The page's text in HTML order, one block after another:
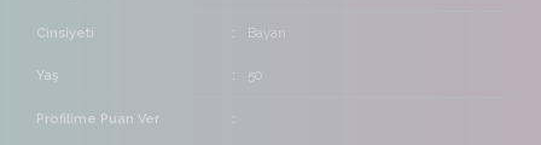
Cinsiyeti Bayan
Yaş 50
Profilime Puan Ver